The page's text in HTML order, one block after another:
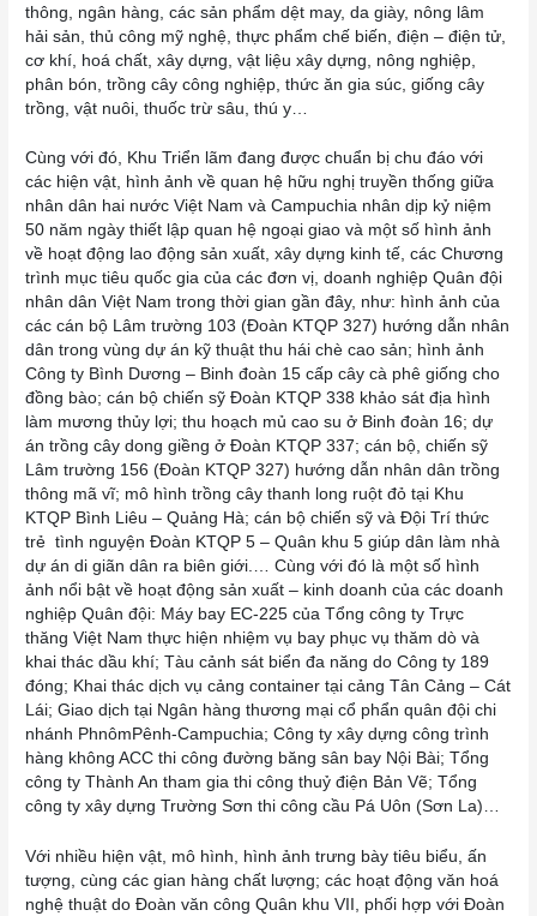
thông, ngân hàng, các sản phẩm dệt may, da giày, nông lâm
hải sản, thủ công mỹ nghệ, thực phẩm chế biến, điện – điện tử,
cơ khí, hoá chất, xây dựng, vật liệu xây dựng, nông nghiệp,
phân bón, trồng cây công nghiệp, thức ăn gia súc, giống cây
trồng, vật nuôi, thuốc trừ sâu, thú y…
Cùng với đó, Khu Triển lãm đang được chuẩn bị chu đáo với
các hiện vật, hình ảnh về quan hệ hữu nghị truyền thống giữa
nhân dân hai nước Việt Nam và Campuchia nhân dịp kỷ niệm
50 năm ngày thiết lập quan hệ ngoại giao và một số hình ảnh
về hoạt động lao động sản xuất, xây dựng kinh tế, các Chương
trình mục tiêu quốc gia của các đơn vị, doanh nghiệp Quân đội
nhân dân Việt Nam trong thời gian gần đây, như: hình ảnh của
các cán bộ Lâm trường 103 (Đoàn KTQP 327) hướng dẫn nhân
dân trong vùng dự án kỹ thuật thu hái chè cao sản; hình ảnh
Công ty Bình Dương – Binh đoàn 15 cấp cây cà phê giống cho
đồng bào; cán bộ chiến sỹ Đoàn KTQP 338 khảo sát địa hình
làm mương thủy lợi; thu hoạch mủ cao su ở Binh đoàn 16; dự
án trồng cây dong giềng ở Đoàn KTQP 337; cán bộ, chiến sỹ
Lâm trường 156 (Đoàn KTQP 327) hướng dẫn nhân dân trồng
thông mã vĩ; mô hình trồng cây thanh long ruột đỏ tại Khu
KTQP Bình Liêu – Quảng Hà; cán bộ chiến sỹ và Đội Trí thức
trẻ tình nguyện Đoàn KTQP 5 – Quân khu 5 giúp dân làm nhà
dự án di giãn dân ra biên giới.… Cùng với đó là một số hình
ảnh nổi bật về hoạt động sản xuất – kinh doanh của các doanh
nghiệp Quân đội: Máy bay EC-225 của Tổng công ty Trực
thăng Việt Nam thực hiện nhiệm vụ bay phục vụ thăm dò và
khai thác dầu khí; Tàu cảnh sát biển đa năng do Công ty 189
đóng; Khai thác dịch vụ cảng container tại cảng Tân Cảng – Cát
Lái; Giao dịch tại Ngân hàng thương mại cổ phẩn quân đội chi
nhánh PhnômPênh-Campuchia; Công ty xây dựng công trình
hàng không ACC thi công đường băng sân bay Nội Bài; Tổng
công ty Thành An tham gia thi công thuỷ điện Bản Vẽ; Tổng
công ty xây dựng Trường Sơn thi công cầu Pá Uôn (Sơn La)…
Với nhiều hiện vật, mô hình, hình ảnh trưng bày tiêu biểu, ấn
tượng, cùng các gian hàng chất lượng; các hoạt động văn hoá
nghệ thuật do Đoàn văn công Quân khu VII, phối hợp với Đoàn